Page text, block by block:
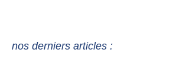
nos derniers articles :